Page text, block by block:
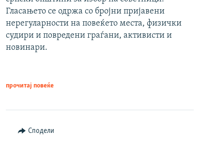
Гласањето се одржа со бројни пријавени
нерегуларности на повеќето места, физички
судири и повредени граѓани, активисти и
новинари.
прочитај повеќе
Сподели